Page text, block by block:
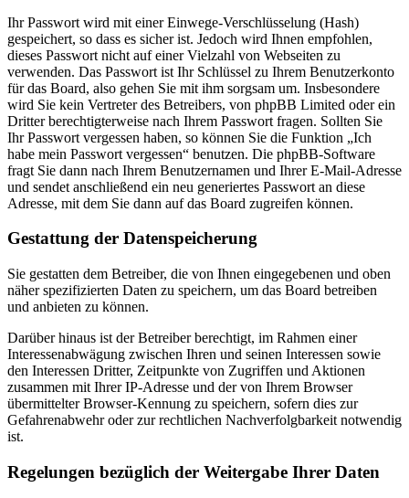
Ihr Passwort wird mit einer Einwege-Verschlüsselung (Hash)
gespeichert, so dass es sicher ist. Jedoch wird Ihnen empfohlen,
dieses Passwort nicht auf einer Vielzahl von Webseiten zu
verwenden. Das Passwort ist Ihr Schlüssel zu Ihrem Benutzerkonto
für das Board, also gehen Sie mit ihm sorgsam um. Insbesondere
wird Sie kein Vertreter des Betreibers, von phpBB Limited oder ein
Dritter berechtigterweise nach Ihrem Passwort fragen. Sollten Sie
Ihr Passwort vergessen haben, so können Sie die Funktion „Ich
habe mein Passwort vergessen“ benutzen. Die phpBB-Software
fragt Sie dann nach Ihrem Benutzernamen und Ihrer E-Mail-Adresse
und sendet anschließend ein neu generiertes Passwort an diese
Adresse, mit dem Sie dann auf das Board zugreifen können.
Gestattung der Datenspeicherung
Sie gestatten dem Betreiber, die von Ihnen eingegebenen und oben
näher spezifizierten Daten zu speichern, um das Board betreiben
und anbieten zu können.
Darüber hinaus ist der Betreiber berechtigt, im Rahmen einer
Interessenabwägung zwischen Ihren und seinen Interessen sowie
den Interessen Dritter, Zeitpunkte von Zugriffen und Aktionen
zusammen mit Ihrer IP-Adresse und der von Ihrem Browser
übermittelter Browser-Kennung zu speichern, sofern dies zur
Gefahrenabwehr oder zur rechtlichen Nachverfolgbarkeit notwendig
ist.
Regelungen bezüglich der Weitergabe Ihrer Daten